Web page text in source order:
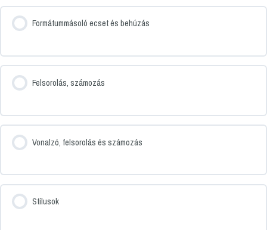
Formátummásoló ecset és behúzás
Felsorolás, számozás
Vonalzó, felsorolás és számozás
Stílusok